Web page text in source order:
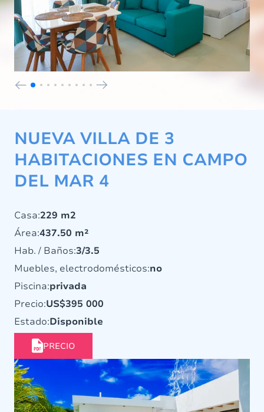
NUEVA VILLA DE 3
HABITACIONES EN CAMPO
DEL MAR 4
Casa:229 m2
Área:437.50 m²
Hab. / Baños:3/3.5
Muebles, electrodomésticos:no
Piscina:privada
Precio:US$395 000
Estado:Disponible
PRECIO